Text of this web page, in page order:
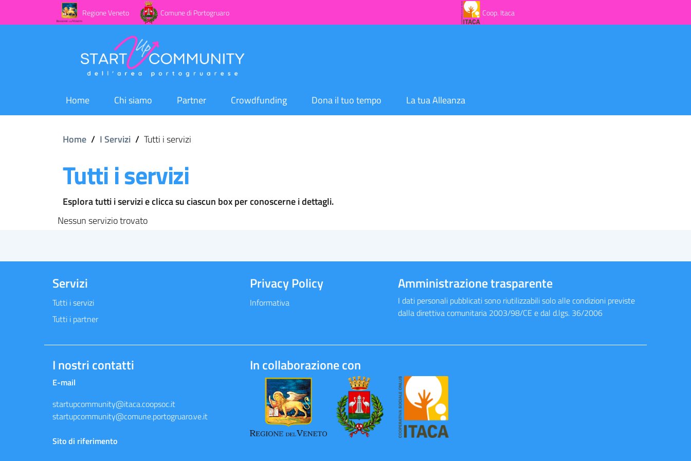
Regione Veneto Comune di Portogruaro Coop. Itaca
Home Chi siamo Partner Crowdfunding Dona il tuo tempo La tua Alleanza
Home / I Servizi / Tutti i servizi
Tutti i servizi
Esplora tutti i servizi e clicca su ciascun box per conoscerne i dettagli.
Nessun servizio trovato
Servizi
Tutti i servizi
Tutti i partner
Privacy Policy
Informativa
Amministrazione trasparente
I dati personali pubblicati sono riutilizzabili solo alle condizioni previste
dalla direttiva comunitaria 2003/98/CE e dal d.lgs. 36/2006
I nostri contatti
E-mail
startupcommunity@itaca.coopsoc.it
startupcommunity@comune.portogruaro.ve.it
Sito di riferimento
In collaborazione con